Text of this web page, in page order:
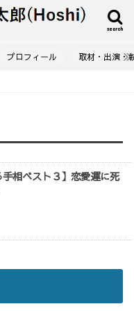
search
プロフィール 取材・出演・
手相ベスト３】恋愛運に死